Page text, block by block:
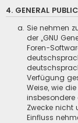
4. GENERAL
Sie nehmen
der „GNU
Foren-
Verfügung
Weise, wie
Zwecke nicht
Einfluss